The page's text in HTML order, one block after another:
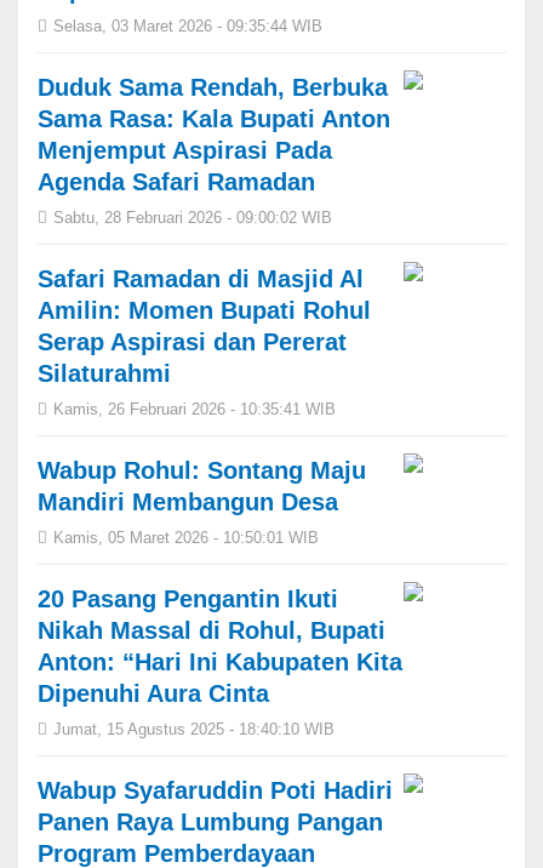
Selasa, 03 Maret 2026 - 09:35:44 WIB
Duduk Sama Rendah, Berbuka
Sama Rasa: Kala Bupati Anton
Menjemput Aspirasi Pada
Agenda Safari Ramadan
Sabtu, 28 Februari 2026 - 09:00:02 WIB
Safari Ramadan di Masjid Al
Amilin: Momen Bupati Rohul
Serap Aspirasi dan Pererat
Silaturahmi
Kamis, 26 Februari 2026 - 10:35:41 WIB
Wabup Rohul: Sontang Maju
Mandiri Membangun Desa
Kamis, 05 Maret 2026 - 10:50:01 WIB
20 Pasang Pengantin Ikuti
Nikah Massal di Rohul, Bupati
Anton: “Hari Ini Kabupaten Kita
Dipenuhi Aura Cinta
Jumat, 15 Agustus 2025 - 18:40:10 WIB
Wabup Syafaruddin Poti Hadiri
Panen Raya Lumbung Pangan
Program Pemberdayaan